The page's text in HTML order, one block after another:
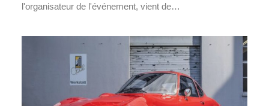
l'organisateur de l'événement, vient de…